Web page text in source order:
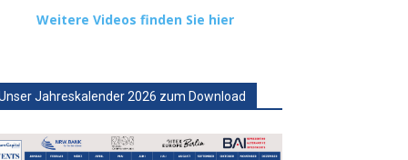
Weitere Videos finden Sie hier
Jahreskalender 2026 zum Download